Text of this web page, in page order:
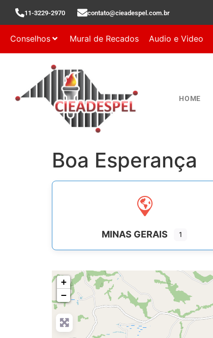
11-3229-2970 contato@cieadespel.com.br
Conselhos Mural de Recados Audio e Video
HOME
Boa Esperança
MINAS GERAIS 1
+
−